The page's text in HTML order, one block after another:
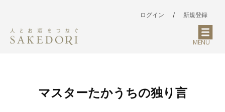
ログイン / 新規登録
MENU
マスターたかうちの独り言